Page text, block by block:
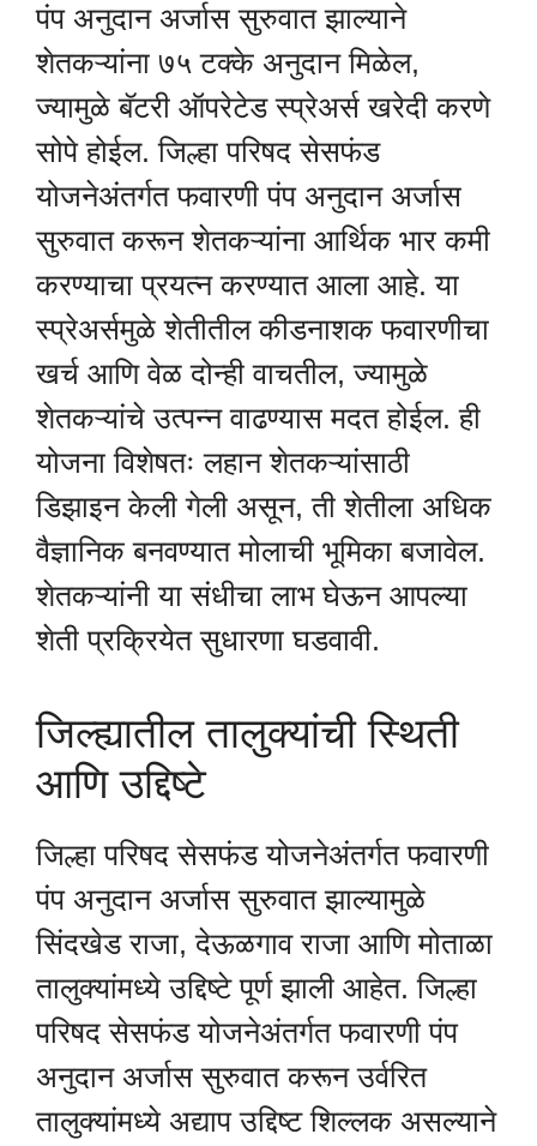
पंप अनुदान अर्जास सुरुवात झाल्याने
शेतकऱ्यांना ७५ टक्के अनुदान मिळेल,
ज्यामुळे बॅटरी ऑपरेटेड स्प्रेअर्स खरेदी करणे
सोपे होईल. जिल्हा परिषद सेसफंड
योजनेअंतर्गत फवारणी पंप अनुदान अर्जास
सुरुवात करून शेतकऱ्यांना आर्थिक भार कमी
करण्याचा प्रयत्न करण्यात आला आहे. या
स्प्रेअर्समुळे शेतीतील कीडनाशक फवारणीचा
खर्च आणि वेळ दोन्ही वाचतील, ज्यामुळे
शेतकऱ्यांचे उत्पन्न वाढण्यास मदत होईल. ही
योजना विशेषतः लहान शेतकऱ्यांसाठी
डिझाइन केली गेली असून, ती शेतीला अधिक
वैज्ञानिक बनवण्यात मोलाची भूमिका बजावेल.
शेतकऱ्यांनी या संधीचा लाभ घेऊन आपल्या
शेती प्रक्रियेत सुधारणा घडवावी.
जिल्ह्यातील तालुक्यांची स्थिती
आणि उद्दिष्टे
जिल्हा परिषद सेसफंड योजनेअंतर्गत फवारणी
पंप अनुदान अर्जास सुरुवात झाल्यामुळे
सिंदखेड राजा, देऊळगाव राजा आणि मोताळा
तालुक्यांमध्ये उद्दिष्टे पूर्ण झाली आहेत. जिल्हा
परिषद सेसफंड योजनेअंतर्गत फवारणी पंप
अनुदान अर्जास सुरुवात करून उर्वरित
तालुक्यांमध्ये अद्याप उद्दिष्ट शिल्लक असल्याने